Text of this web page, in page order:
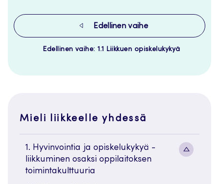
Edellinen vaihe
Edellinen vaihe: 1.1 Liikkuen opiskelukykyä
Mieli liikkeelle yhdessä
1. Hyvinvointia ja opiskelukykyä -
liikkuminen osaksi oppilaitoksen
toimintakulttuuria